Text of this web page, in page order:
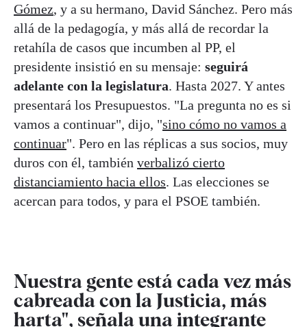
Gómez, y a su hermano, David Sánchez. Pero más
allá de la pedagogía, y más allá de recordar la
retahíla de casos que incumben al PP, el
presidente insistió en su mensaje: seguirá
adelante con la legislatura. Hasta 2027. Y antes
presentará los Presupuestos. "La pregunta no es si
vamos a continuar", dijo, "sino cómo no vamos a
continuar". Pero en las réplicas a sus socios, muy
duros con él, también verbalizó cierto
distanciamiento hacia ellos. Las elecciones se
acercan para todos, y para el PSOE también.
Nuestra gente está cada vez más
cabreada con la Justicia, más
harta", señala una integrante